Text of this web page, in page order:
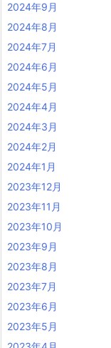
2024年9月
2024年8月
2024年7月
2024年6月
2024年5月
2024年4月
2024年3月
2024年2月
2024年1月
2023年12月
2023年11月
2023年10月
2023年9月
2023年8月
2023年7月
2023年6月
2023年5月